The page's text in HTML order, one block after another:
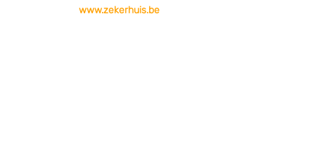
www.zekerhuis.be